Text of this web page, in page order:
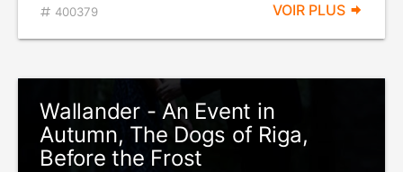
400379 VOIR PLUS
Wallander - An Event in
Autumn, The Dogs of Riga,
Before the Frost